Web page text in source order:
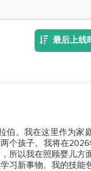
最后上线
伯。我在这里作为家
个孩子。我将在2026
所以我在照顾婴儿方
习新事物。我的技能